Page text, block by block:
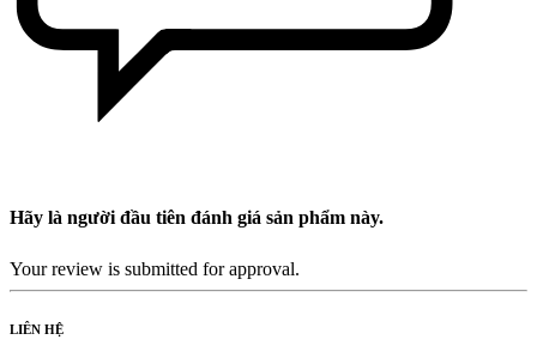
Hãy là người đầu tiên đánh giá sản phẩm này.
Your review is submitted for approval.
LIÊN HỆ